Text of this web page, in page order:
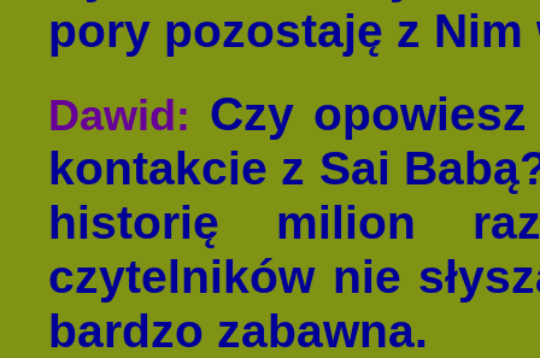
pory pozostaję z
Dawid: Czy
kontakcie z Sai
historię milion
czytelników nie
bardzo zabawna.